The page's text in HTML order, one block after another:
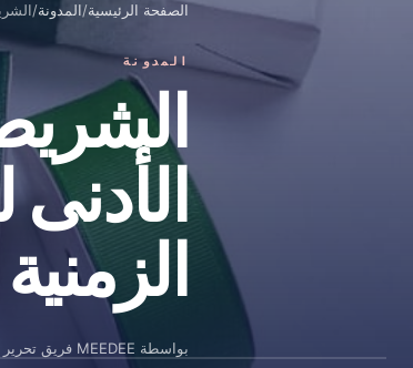
الصفحة الرئيسية/المدونة/
المدونة
بواسطة MEEDEE فريق تحرير ريبون